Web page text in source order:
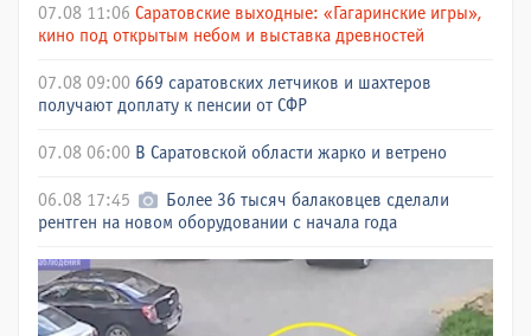
07.08 11:06 Саратовские выходные: «Гагаринские игры»,
кино под открытым небом и выставка древностей
07.08 09:00 669 саратовских летчиков и шахтеров
получают доплату к пенсии от СФР
07.08 06:00 В Саратовской области жарко и ветрено
06.08 17:45
Более 36 тысяч балаковцев сделали
рентген на новом оборудовании с начала года